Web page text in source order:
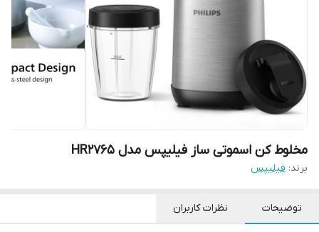
مخلوط کن اسموتی ساز فیلیپس مدل HR2765
برند: فیلیپس
توضیحات نظرات کاربران